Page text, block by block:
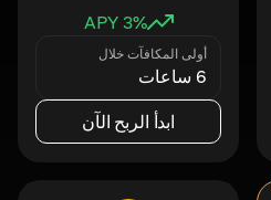
3% APY
أولى المكافآت خلال
6 ساعات
ابدأ الربح الآن